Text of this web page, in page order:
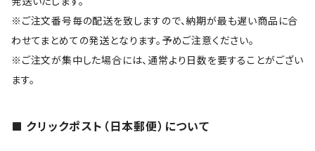
※ご注文番号毎の配送を致しますので、納期が最も遅い商品に合
わせてまとめての発送となります。予めご注意ください。
※ご注文が集中した場合には、通常より日数を要することがござい
ます。
クリックポスト（日本郵便）について